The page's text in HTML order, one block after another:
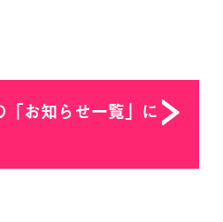
お知らせ一覧」に